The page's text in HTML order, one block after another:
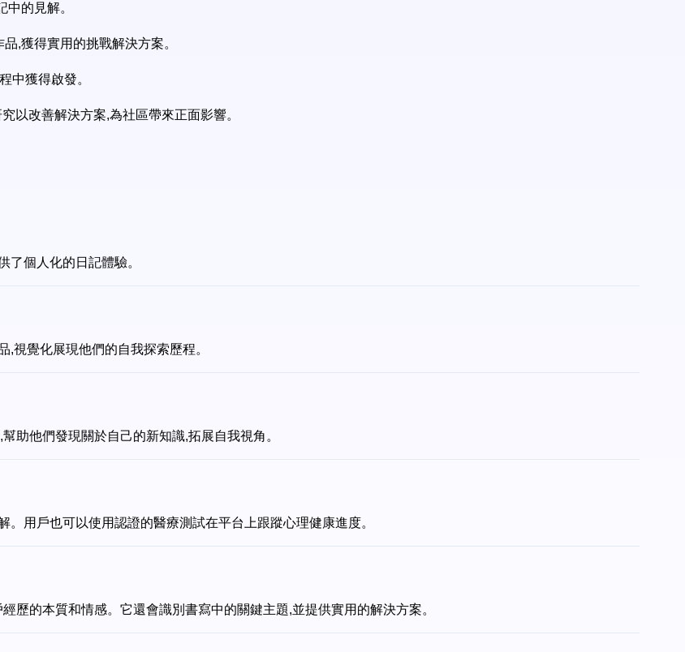
的見解。
,獲得實用的挑戰解決方案。
中獲得啟發。
以改善解決方案,為社區帶來正面影響。
了個人化的日記體驗。
,視覺化展現他們的自我探索歷程。
助他們發現關於自己的新知識,拓展自我視角。
用戶也可以使用認證的醫療測試在平台上跟蹤心理健康進度。
歷的本質和情感。它還會識別書寫中的關鍵主題,並提供實用的解決方案。